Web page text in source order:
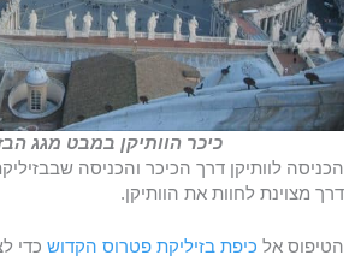
כיכר הוותיקן במבט מגג
הכניסה לוותיקן דרך הכיכר והכניסה
דרך מצוינת לחוות את הוותיקן.
הטיפוס אל כיפת בזיליקת פטרוס הקדושכדי